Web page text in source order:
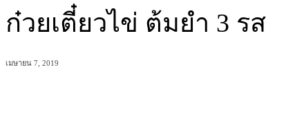
ก๋วยเตี๋ยวไข่ ต้มยำ 3 รส
เมษายน 7, 2019